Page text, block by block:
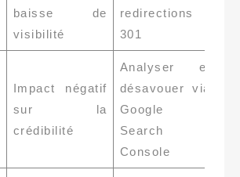
baisse de
visibilité
redirections
301
Impact négatif
sur la
crédibilité
Analyser et
désavouer via
Google
Search
Console